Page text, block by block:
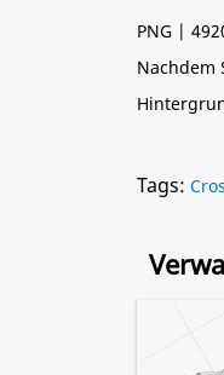
PNG |
Nachdem
Tags: